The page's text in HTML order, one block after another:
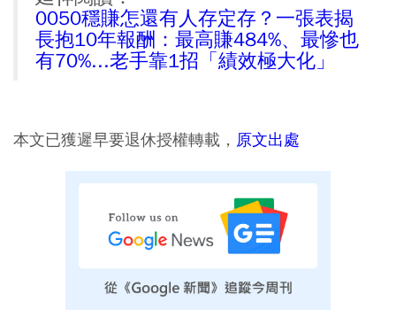
0050穩賺怎還有人存定存？一張表揭
長抱10年報酬：最高賺484%、最慘也
有70%...老手靠1招「績效極大化」
本文已獲遲早要退休授權轉載， 原文出處